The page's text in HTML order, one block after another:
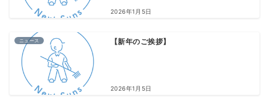
2026年1月5日
ニュース 【新年のご挨拶】
2026年1月5日